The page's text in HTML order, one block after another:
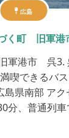
広島
く町 旧軍港
軍港市 呉3.
喫できるバ
県南部 アク
分、普通列